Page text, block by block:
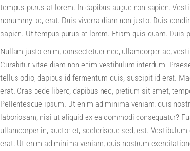
tempus purus at lorem. In dapibus augue non sapien.
nonummy ac, erat. Duis viverra diam non justo. Duis
sapien. Ut tempus purus at lorem. Etiam quis quam. Duis
Nullam justo enim, consectetuer nec, ullamcorper ac,
Curabitur vitae diam non enim vestibulum interdum.
tellus odio, dapibus id fermentum quis, suscipit id erat.
erat. Cras pede libero, dapibus nec, pretium sit amet,
Pellentesque ipsum. Ut enim ad minima veniam, quis
laboriosam, nisi ut aliquid ex ea commodi consequatur?
ullamcorper in, auctor et, scelerisque sed, est.
erat. Ut enim ad minima veniam, quis nostrum